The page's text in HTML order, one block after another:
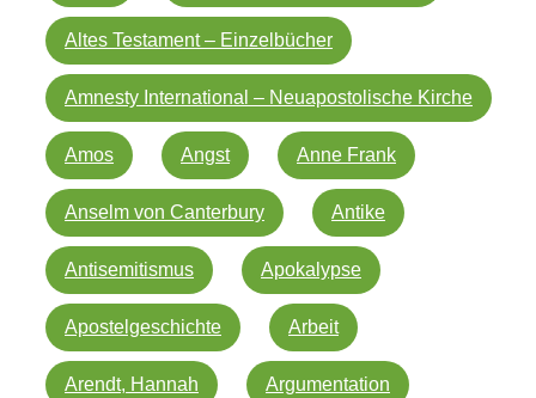
Altes Testament – Einzelbücher
Amnesty International – Neuapostolische Kirche
Amos Angst Anne Frank
Anselm von Canterbury Antike
Antisemitismus Apokalypse
Apostelgeschichte Arbeit
Arendt, Hannah Argumentation